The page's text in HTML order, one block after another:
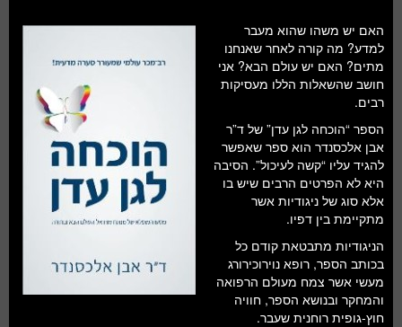
חברה
חלל ומדעי כדור הארץ
סקירות ספרים
טעימות מדע
האם יש משהו שהוא מעבר
למדע? מה קורה לאחר שאנחנו
מתים? האם יש עולם הבא? אני
חושב שהשאלות הללו מעסיקות
רבים.
הספר “הוכחה לגן עדן” של ד”ר
אבן אלכסנדר הוא ספר שאפשר
להגיד עליו “קשה לעיכול”. הסיבה
היא לא הפרטים הרבים שיש בו
אלא סוג של ניגודיות אשר
מתקיימת בין דפיו.
הניגודיות מתבטאת קודם כל
בכותב הספר, רופא נוירוכירורג
מעשי אשר צמח מעולם הרפואה
והמחקר ובנושא הספר, חוויה
חוץ-גופית רוחנית שעבר.